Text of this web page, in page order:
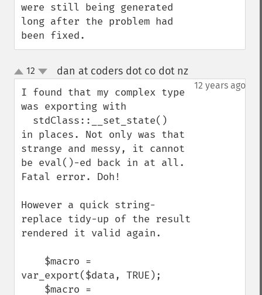
were still being generated
long after the problem had
been fixed.
up
down
12 dan at coders dot co dot nz¶
12 years ago
I found that my complex type
was exporting with
in places. Not only was that
strange and messy, it cannot
be eval()-ed back in at all.
Fatal error. Doh!
However a quick string-
replace tidy-up of the result
rendered it valid again.
var_export($data, TRUE);